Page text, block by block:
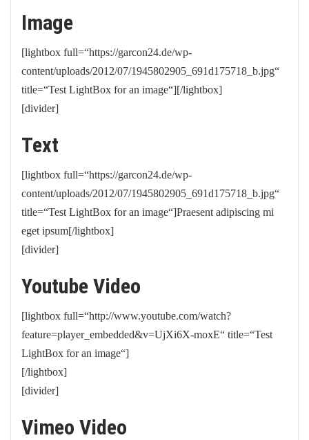
Image
[lightbox full=“https://garcon24.de/wp-
content/uploads/2012/07/1945802905_691d175718_b.jpg“
title=“Test LightBox for an image“][/lightbox]
[divider]
Text
[lightbox full=“https://garcon24.de/wp-
content/uploads/2012/07/1945802905_691d175718_b.jpg“
title=“Test LightBox for an image“]Praesent adipiscing mi
eget ipsum[/lightbox]
[divider]
Youtube Video
[lightbox full=“http://www.youtube.com/watch?
feature=player_embedded&v=UjXi6X-moxE“ title=“Test
LightBox for an image“]
[/lightbox]
[divider]
Vimeo Video